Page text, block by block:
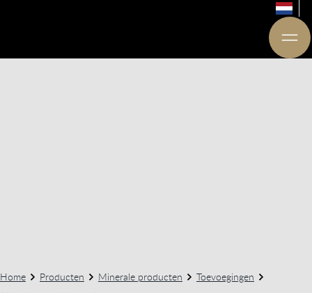
Home Producten Minerale producten
Toevoegingen